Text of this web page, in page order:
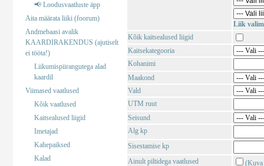
📢 Loodusvaatluste äpp
Aita määrata liiki (foorum)
Andmebaasi avalik
KAARDIRAKENDUS (ajutiselt
ei tööta!)
Liikumispiirangutega alad
kaardil
Viimased vaatlused
Kõik vaatlused
Kaitsealused liigid
Imetajad
Kahepaiksed
Kalad
Liik
Kõik kaitsealused liigid
Kaitsekategooria
Kohanimi
Maakond
Vald
UTM ruut
Seisund
Alg kp
Sisestamise kp
Ainult piltidega vaatlused
(Kuva